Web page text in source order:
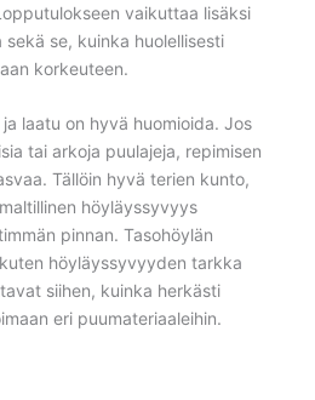
vaikuttaa lisäksi
se, kuinka huolellisesti
korkeuteen.
laatu on hyvä huomioida. Jos
tai arkoja puulajeja, repimisen
Tällöin hyvä terien kunto,
höyläyssyvyys
pinnan. Tasohöylän
höyläyssyvyyden tarkka
siihen, kuinka herkästi
eri puumateriaaleihin.